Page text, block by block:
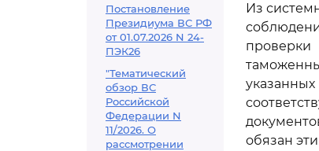
Постановление
Президиума ВС РФ
от 01.07.2026 N 24-
ПЭК26
"Тематический
обзор ВС
Российской
Федерации N
11/2026. О
рассмотрении
Из
обязан